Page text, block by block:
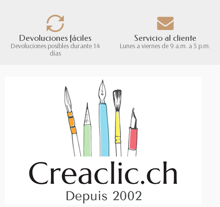
Devoluciones fáciles
Devoluciones posibles durante 14
días
Servicio al cliente
Lunes a viernes de 9 a.m. a 5 p.m.